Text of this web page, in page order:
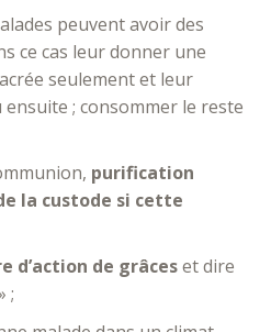
peuvent avoir des
ce cas leur donner une
seulement et leur
; consommer le reste
purification
la custode si cette
d’action de grâceset dire
;